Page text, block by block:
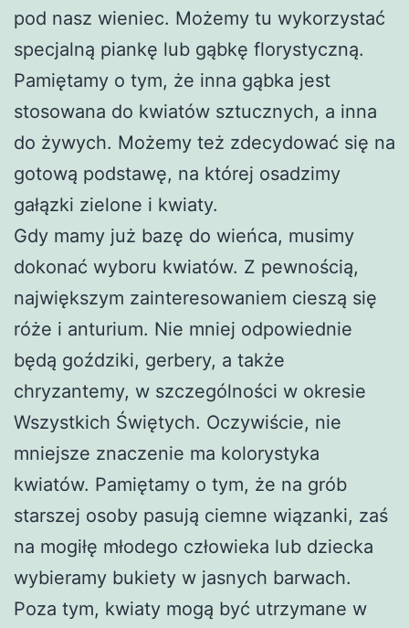
pod nasz wieniec. Możemy tu wykorzystać
specjalną piankę lub gąbkę florystyczną.
Pamiętamy o tym, że inna gąbka jest
stosowana do kwiatów sztucznych, a inna
do żywych. Możemy też zdecydować się na
gotową podstawę, na której osadzimy
gałązki zielone i kwiaty.
Gdy mamy już bazę do wieńca, musimy
dokonać wyboru kwiatów. Z pewnością,
największym zainteresowaniem cieszą się
róże i anturium. Nie mniej odpowiednie
będą goździki, gerbery, a także
chryzantemy, w szczególności w okresie
Wszystkich Świętych. Oczywiście, nie
mniejsze znaczenie ma kolorystyka
kwiatów. Pamiętamy o tym, że na grób
starszej osoby pasują ciemne wiązanki, zaś
na mogiłę młodego człowieka lub dziecka
wybieramy bukiety w jasnych barwach.
Poza tym, kwiaty mogą być utrzymane w